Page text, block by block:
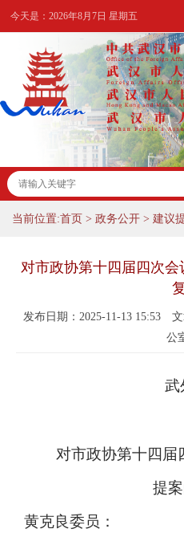
今天是：2026年8月7日 星期五
当前位置:首页 > 政务公开 > 建议
对市政协第十四届四次会
复
发布日期：2025-11-13 15:53
公
武
对市政协第十四届
提
黄克良委员：